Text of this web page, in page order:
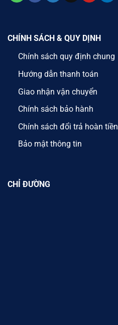
CHÍNH SÁCH & QUY DỊNH
Chính sách quy định chung
Hướng dẫn thanh toán
Giao nhận vận chuyển
Chính sách bảo hành
Chính sách đổi trả hoàn tiền
Bảo mật thông tin
CHỈ ĐƯỜNG